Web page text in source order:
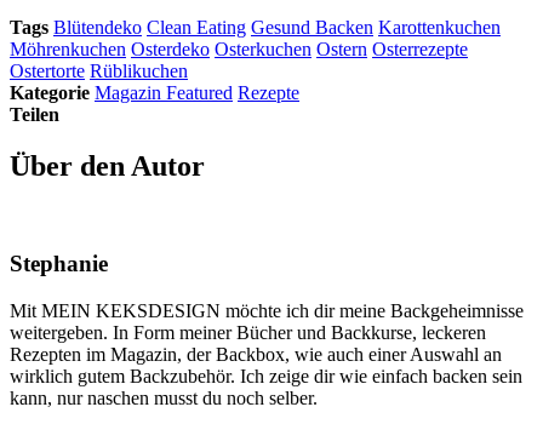
Tags Blütendeko Clean Eating Gesund Backen Karottenkuchen
Möhrenkuchen Osterdeko Osterkuchen Ostern Osterrezepte
Ostertorte Rüblikuchen
Kategorie Magazin Featured Rezepte
Teilen
Über den Autor
Stephanie
Mit MEIN KEKSDESIGN möchte ich dir meine Backgeheimnisse
weitergeben. In Form meiner Bücher und Backkurse, leckeren
Rezepten im Magazin, der Backbox, wie auch einer Auswahl an
wirklich gutem Backzubehör. Ich zeige dir wie einfach backen sein
kann, nur naschen musst du noch selber.